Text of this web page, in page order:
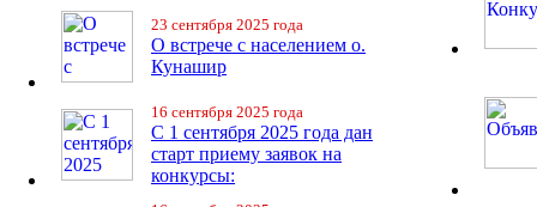
23 сентября 2025 года
О встрече с населением о.
Кунашир
16 сентября 2025 года
С 1 сентября 2025 года дан
старт приему заявок на
конкурсы: